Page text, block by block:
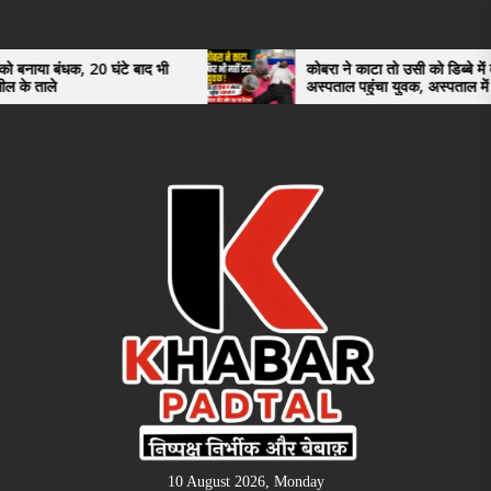
the
content
घंटे बाद भी
कोबरा ने काटा तो उसी को डिब्बे में बंद कर
अस्पताल पहुंचा युवक, अस्पताल में देखकर डॉक्टर
भी रह गए हैरान
10 August 2026, Monday